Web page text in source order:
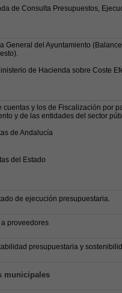
de Consulta Presupuestos,
General del Ayuntamiento
de Hacienda sobre Coste
cuentas y los de Fiscalización por
y de las entidades del sector
de Andalucía
del Estado
de ejecución presupuestaria.
proveedores
presupuestaria y
municipales